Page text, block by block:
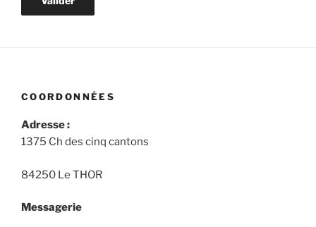
COORDONNÉES
Adresse :
1375 Ch des cinq cantons
84250 Le THOR
Messagerie